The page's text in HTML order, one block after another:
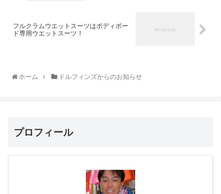
フルクラムウエットスーツはボディボー
ド専用ウエットスーツ！
ホーム ドルフィンズからのお知らせ
プロフィール